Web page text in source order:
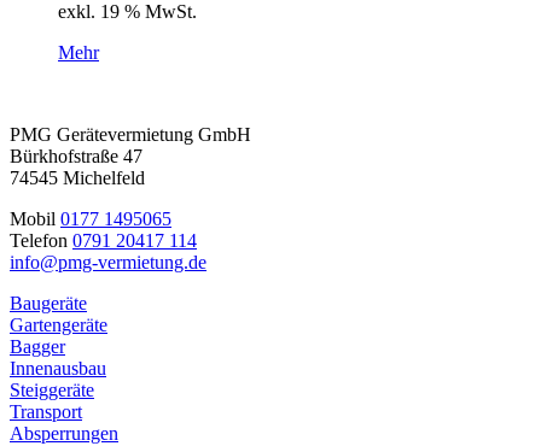
exkl. 19 % MwSt.
Mehr
PMG Gerätevermietung GmbH
Bürkhofstraße 47
74545 Michelfeld
Mobil 0177 1495065
Telefon 0791 20417 114
info@pmg-vermietung.de
Baugeräte
Gartengeräte
Bagger
Innenausbau
Steiggeräte
Transport
Absperrungen